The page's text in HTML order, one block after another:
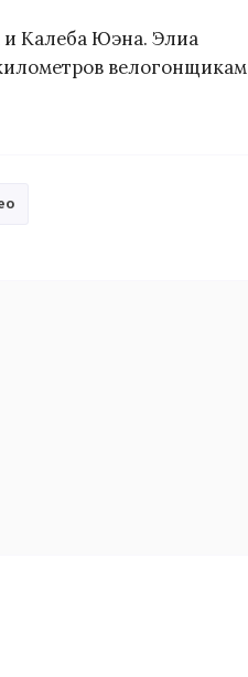
и Калеба Юэна. Элиа
велогонщикам